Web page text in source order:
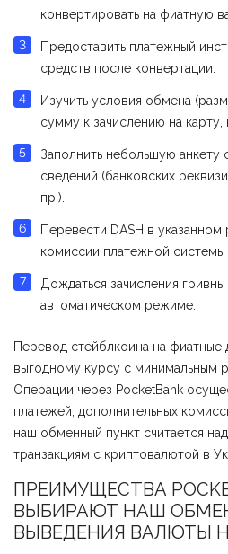
конвертировать на фиатную
Предоставить платежный
средств после конвертации.
Изучить условия обмена
сумму к зачислению на
Заполнить небольшую анкету
сведений (банковских
пр.).
Перевести DASH в
комиссии платежной
Дождаться зачисления
автоматическом режиме.
Перевод стейблкоина на фиатные
выгодному курсу с минимальным
Операции через PocketBank
платежей, дополнительных
наш обменный пункт считается
транзакциям с криптовалютой в
ПРЕИМУЩЕСТВА
ВЫБИРАЮТ НАШ
ВЫВЕДЕНИЯ ВАЛЮТЫ